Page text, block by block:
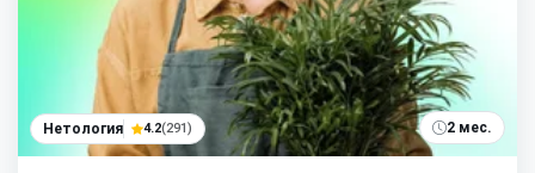
Нетология 4.2(291) 2 мес.